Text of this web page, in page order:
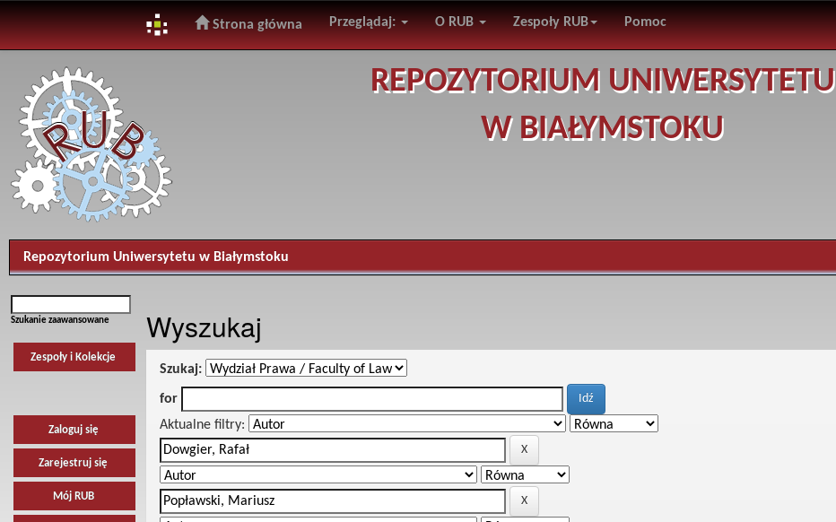
navigation
Strona główna Przeglądaj: O RUB Zespoły RUB Pomoc
REPOZYTORIUM UNIWERSYTETU
W BIAŁYMSTOKU
Repozytorium Uniwersytetu w Białymstoku
Szukanie zaawansowane
Zespoły i Kolekcje
Zaloguj się
Zarejestruj się
Mój RUB
Wyszukaj
Szukaj:
for
Aktualne filtry: